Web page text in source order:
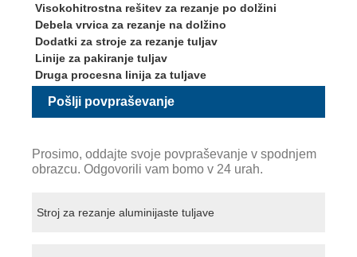
Visokohitrostna rešitev za rezanje po dolžini
Debela vrvica za rezanje na dolžino
Dodatki za stroje za rezanje tuljav
Linije za pakiranje tuljav
Druga procesna linija za tuljave
Pošlji povpraševanje
Prosimo, oddajte svoje povpraševanje v spodnjem
obrazcu. Odgovorili vam bomo v 24 urah.